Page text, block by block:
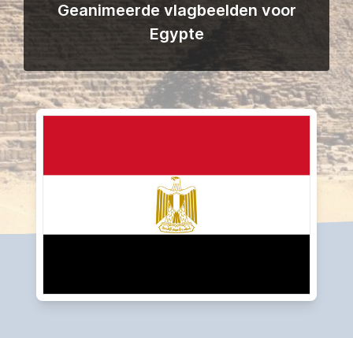
Geanimeerde vlagbeelden voor
Egypte